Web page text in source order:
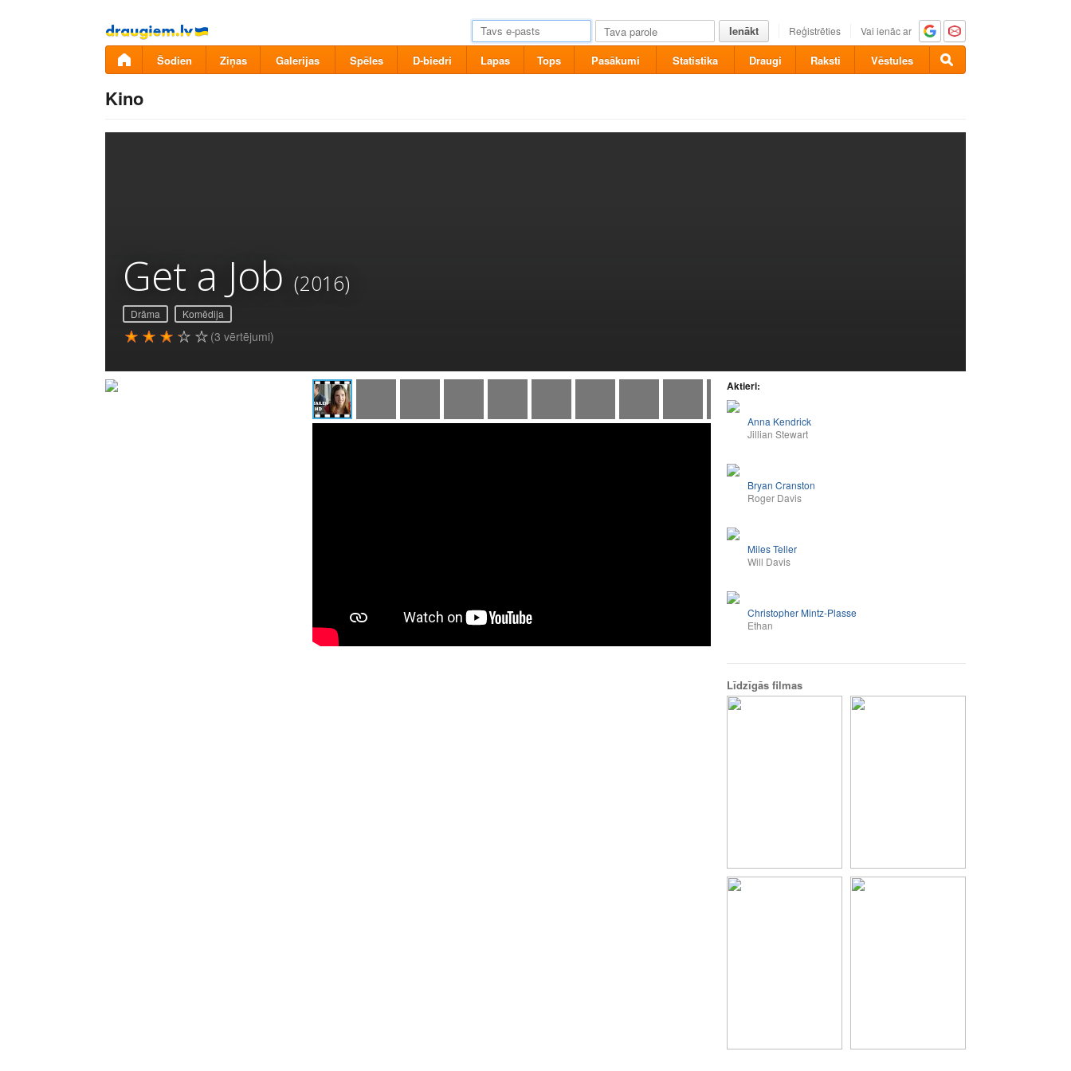
Pāriet
uz
saturu
Ienākt Reģistrēties Vai ienāc ar
Šodien Ziņas Galerijas Spēles D-biedri Lapas Tops Pasākumi Statistika Draugi Raksti Vēstules
Kino
Get a Job (2016)
Drāma Komēdija
(3 vērtējumi)
Aktieri:
Anna Kendrick
Jillian Stewart
Bryan Cranston
Roger Davis
Miles Teller
Will Davis
Christopher Mintz-Plasse
Ethan
Līdzīgās filmas